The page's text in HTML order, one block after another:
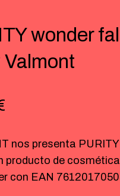
wonder
Valmont
nos presenta
producto de
con EAN